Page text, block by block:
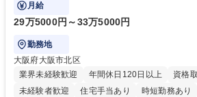
月給
29万5000円～33万5000円
勤務地
大阪府大阪市北区
業界未経験歓迎
年間休日120日以上
資格
未経験者歓迎
住宅手当あり 時短勤務あり